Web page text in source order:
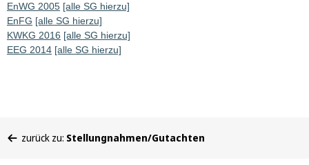
EnWG 2005 [alle SG hierzu]
EnFG [alle SG hierzu]
KWKG 2016 [alle SG hierzu]
EEG 2014 [alle SG hierzu]
befinden
zurück zu: Stellungnahmen/Gutachten